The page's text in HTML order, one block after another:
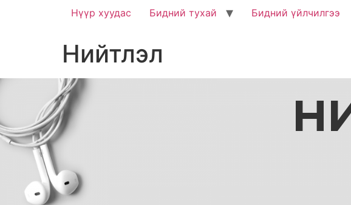
Нүүр хуудас
Бидний тухай Бидний үйлчилгээ
Нийтлэл